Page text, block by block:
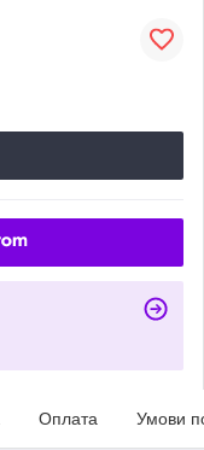
Оплата Умови